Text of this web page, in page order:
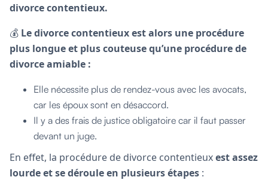
divorce contentieux.
💰 Le divorce contentieux est alors une procédure
plus longue et plus couteuse qu’une procédure de
divorce amiable :
Elle nécessite plus de rendez-vous avec les avocats,
car les époux sont en désaccord.
Il y a des frais de justice obligatoire car il faut passer
devant un juge.
En effet, la procédure de divorce contentieuxest assez
lourde etse déroule en plusieurs étapes :